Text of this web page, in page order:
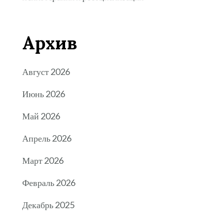
Архив
Август 2026
Июнь 2026
Май 2026
Апрель 2026
Март 2026
Февраль 2026
Декабрь 2025